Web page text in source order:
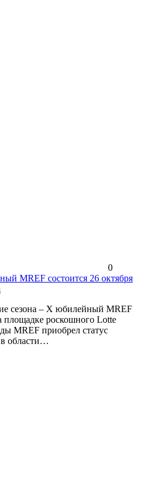
0
MREF состоится 26 октября
сезона – X юбилейный MREF
площадке роскошного Lotte
MREF приобрел статус
области…